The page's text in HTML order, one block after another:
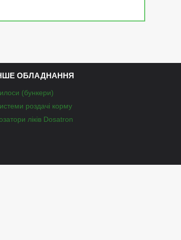
ОБЛАДНАННЯ
(бункери)
роздачі корму
ліків Dosatron